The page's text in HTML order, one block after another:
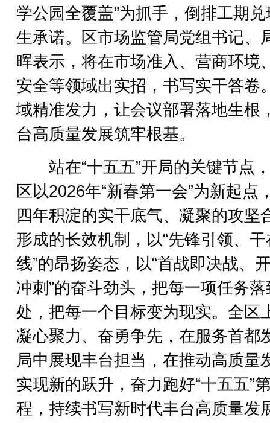
学公园全覆盖”为抓手，倒排工期
生承诺。区市场监管局党组书记、
晖表示，将在市场准入、营商环境
安全等领域出实招，书写实干答卷
域精准发力，让会议部署落地生根
台高质量发展筑牢根基。
站在“十五五”开局的关键节点
区以2026年“新春第一会”为新起点
四年积淀的实干底气、凝聚的攻坚
形成的长效机制，以“先锋引领、
线”的昂扬姿态，以“首战即决战、
冲刺”的奋斗劲头，把每一项任务
处，把每一个目标变为现实。全区
凝心聚力、奋勇争先，在服务首都
局中展现丰台担当，在推动高质量
实现新的跃升，奋力跑好“十五五”
程，持续书写新时代丰台高质量发